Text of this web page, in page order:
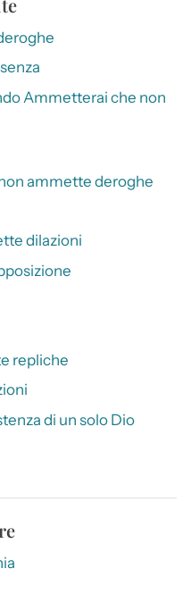
Ammetterai che non
ammette deroghe
dilazioni
repliche
di un solo Dio